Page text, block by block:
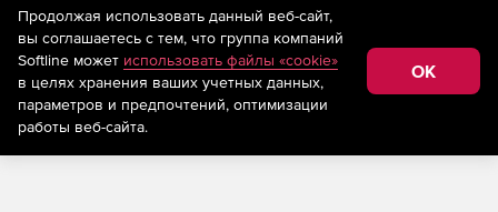
Поддержка протокола IPv6.
Режим повышенной безопасности.
Возможность удобного защищенного взаимодействия
На информационном ресурсе store.softline.ru применяются
рекомендательные технологии(информационные технологии
предоставления информации на основе сбора,
систематизации и анализа сведений, относящихся к
предпочтениям пользователей сети «Интернет»,
находящихся на территории Российской Федерации)
Продолжая использовать данный веб-сайт,
вы соглашаетесь с тем, что группа компаний
Softline может использовать файлы «cookie»
в целях хранения ваших учетных данных,
параметров и предпочтений, оптимизации
работы веб-сайта.
OK